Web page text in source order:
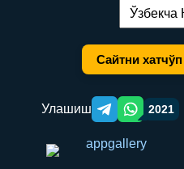
Тилни
Сайтни
Улашиш Telegram orqali
WhatsApp
2021